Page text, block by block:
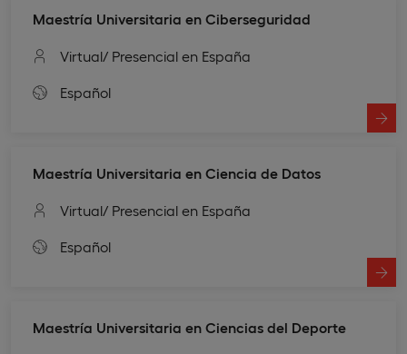
Maestría Universitaria en Ciberseguridad
Virtual/ Presencial en España
Español
Maestría Universitaria en Ciencia de Datos
Virtual/ Presencial en España
Español
Maestría Universitaria en Ciencias del Deporte